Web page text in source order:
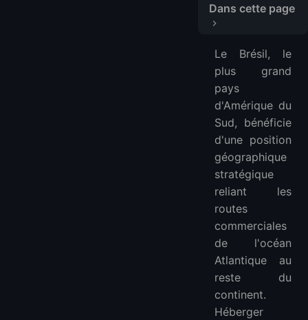
Dans cette page
1. LightNode
2. PQ Hosting
5. Ultahost
FAQ
Plus de VPS
VPS en Asie :
VPS en Europe :
VPS en Amérique du Nord :
VPS en Afrique :
Le Brésil, le
plus grand
pays
d'Amérique du
Sud, bénéficie
d'une position
géographique
stratégique
reliant les
routes
commerciales
de l'océan
Atlantique au
reste du
continent.
Héberger